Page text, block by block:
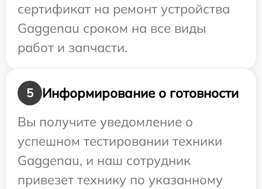
сертификат на ремонт устройства
Gaggenau сроком на все виды
работ и запчасти.
5
Информирование о готовности
Вы получите уведомление о
успешном тестировании техники
Gaggenau, и наш сотрудник
привезет технику по указанному